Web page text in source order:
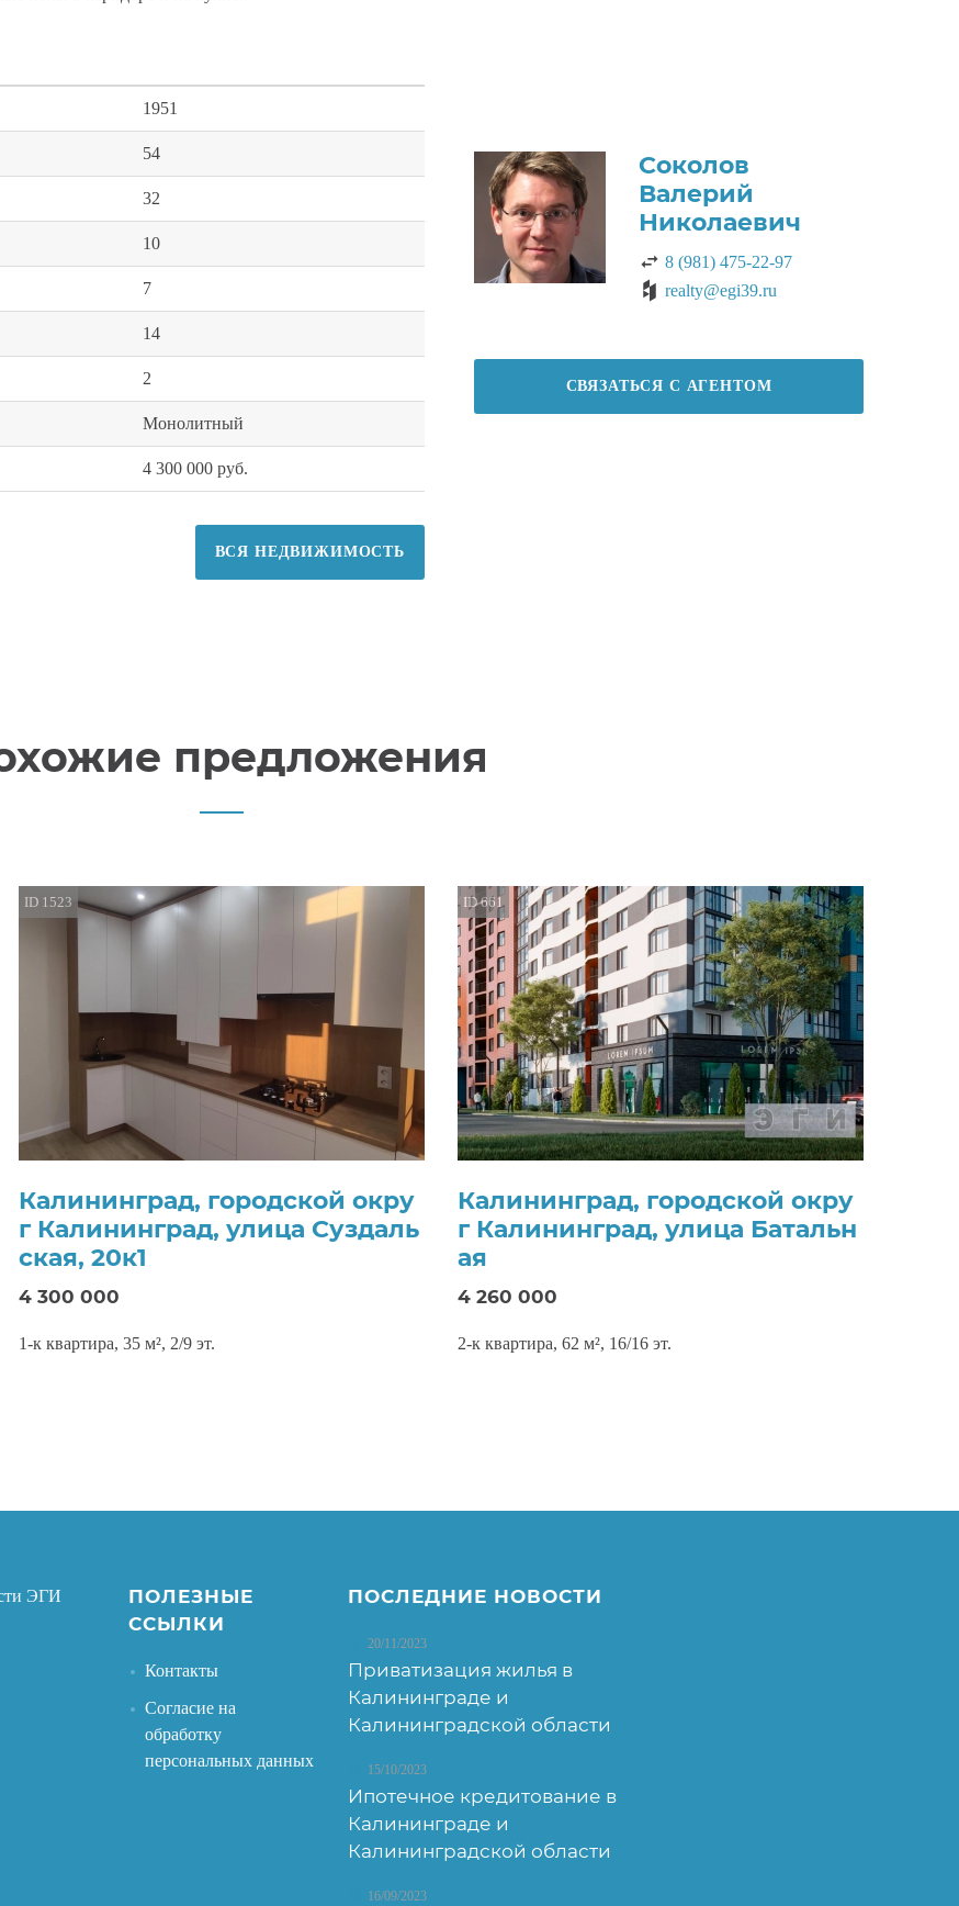
1951
54
32
10
7
14
2
Монолитный
4 300 000 руб.
ВСЯ НЕДВИЖИМОСТЬ
Соколов
Валерий
Николаевич
8 (981) 475-22-97
realty@egi39.ru
СВЯЗАТЬСЯ С АГЕНТОМ
предложения
ID 1523
Калининград, городской окру
г Калининград, улица Суздаль
ская, 20к1
4 300 000
1-к квартира, 35 м², 2/9 эт.
ID 661
Калининград, городской окру
г Калининград, улица Батальн
ая
4 260 000
2-к квартира, 62 м², 16/16 эт.
ПОСЛЕДНИЕ НОВОСТИ
20/11/2023
Приватизация жилья в
Калининграде и
Калининградской области
15/10/2023
Ипотечное кредитование в
Калининграде и
Калининградской области
16/09/2023
ПОЛЕЗНЫЕ
ССЫЛКИ
Контакты
Согласие на
обработку
персональных данных
ЭГИ